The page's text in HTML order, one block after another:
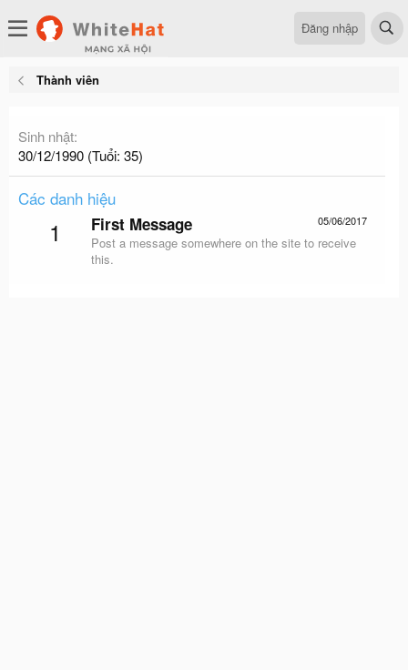
Đăng nhập
Thành viên
Sinh nhật
30/12/1990 (Tuổi: 35)
Các danh hiệu
1 05/06/2017
First Message
Post a message somewhere on the site to receive
this.